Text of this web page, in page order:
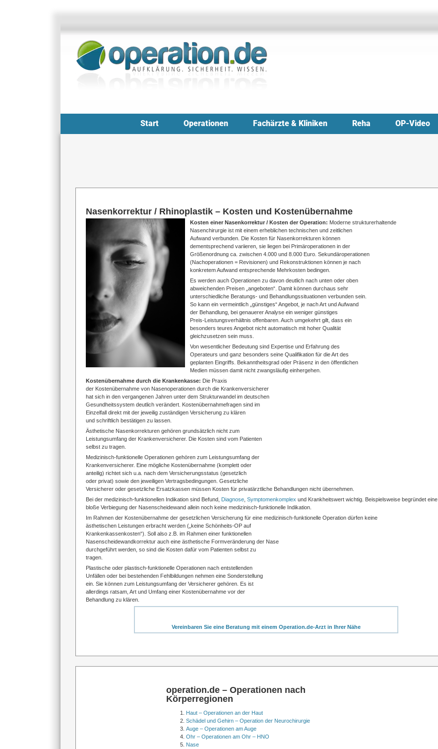
Start Operationen Fachärzte & Kliniken Reha OP-Video
Nasenkorrektur / Rhinoplastik – Kosten und Kostenübernahme
Kosten einer Nasenkorrektur / Kosten der Operation: Moderne strukturerhaltende
Nasenchirurgie ist mit einem erheblichen technischen und zeitlichen
Aufwand verbunden. Die Kosten für Nasenkorrekturen können
dementsprechend variieren, sie liegen bei Primäroperationen in der
Größenordnung ca. zwischen 4.000 und 8.000 Euro. Sekundäroperationen
(Nachoperationen = Revisionen) und Rekonstruktionen können je nach
konkretem Aufwand entsprechende Mehrkosten bedingen.
Es werden auch Operationen zu davon deutlich nach unten oder oben
abweichenden Preisen „angeboten“. Damit können durchaus sehr
unterschiedliche Beratungs- und Behandlungssituationen verbunden sein.
So kann ein vermeintlich „günstiges“ Angebot, je nach Art und Aufwand
der Behandlung, bei genauerer Analyse ein weniger günstiges
Preis-Leistungsverhältnis offenbaren. Auch umgekehrt gilt, dass ein
besonders teures Angebot nicht automatisch mit hoher Qualität
gleichzusetzen sein muss.
Von wesentlicher Bedeutung sind Expertise und Erfahrung des
Operateurs und ganz besonders seine Qualifikation für die Art des
geplanten Eingriffs. Bekanntheitsgrad oder Präsenz in den öffentlichen
Medien müssen damit nicht zwangsläufig einhergehen.
Kostenübernahme durch die Krankenkasse: Die Praxis
der Kostenübernahme von Nasenoperationen durch die Krankenversicherer
hat sich in den vergangenen Jahren unter dem Strukturwandel im deutschen
Gesundheitssystem deutlich verändert. Kostenübernahmefragen sind im
Einzelfall direkt mit der jeweilig zuständigen Versicherung zu klären
und schriftlich bestätigen zu lassen.
Ästhetische Nasenkorrekturen gehören grundsätzlich nicht zum
Leistungsumfang der Krankenversicherer. Die Kosten sind vom Patienten
selbst zu tragen.
Medizinisch-funktionelle Operationen gehören zum Leistungsumfang der
Krankenversicherer. Eine mögliche Kostenübernahme (komplett oder
anteilig) richtet sich u.a. nach dem Versicherungsstatus (gesetzlich
oder privat) sowie den jeweiligen Vertragsbedingungen. Gesetzliche
Versicherer oder gesetzliche Ersatzkassen müssen Kosten für privatärztliche Behandlungen nicht übernehmen.
Bei der medizinisch-funktionellen Indikation sind Befund, Diagnose, Symptomenkomplex und Krankheitswert wichtig. Beispielsweise begründet eine
bloße Verbiegung der Nasenscheidewand allein noch keine medizinisch-funktionelle Indikation.
Im Rahmen der Kostenübernahme der gesetzlichen Versicherung für eine medizinisch-funktionelle Operation dürfen keine
ästhetischen Leistungen erbracht werden („keine Schönheits-OP auf
Krankenkassenkosten“). Soll also z.B. im Rahmen einer funktionellen
Nasenscheidewandkorrektur auch eine ästhetische Formveränderung der Nase
durchgeführt werden, so sind die Kosten dafür vom Patienten selbst zu
tragen.
Plastische oder plastisch-funktionelle Operationen nach entstellenden
Unfällen oder bei bestehenden Fehlbildungen nehmen eine Sonderstellung
ein. Sie können zum Leistungsumfang der Versicherer gehören. Es ist
allerdings ratsam, Art und Umfang einer Kostenübernahme vor der
Behandlung zu klären.
Vereinbaren Sie eine Beratung mit einem Operation.de-Arzt in Ihrer Nähe
operation.de – Operationen nach
Körperregionen
Haut – Operationen an der Haut
Schädel und Gehirn – Operation der Neurochirurgie
Auge – Operationen am Auge
Ohr – Operationen am Ohr – HNO
Nase